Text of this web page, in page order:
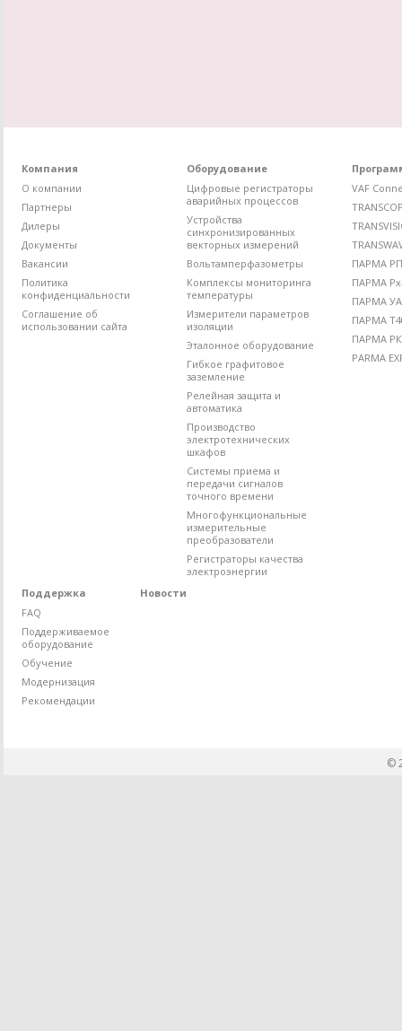
Компания
О компании
Партнеры
Дилеры
Документы
Вакансии
Политика
конфиденциальности
Соглашение об
использовании сайта
Оборудование
Цифровые регистраторы
аварийных процессов
Устройства
синхронизированных
векторных измерений
Вольтамперфазометры
Комплексы мониторинга
температуры
Измерители параметров
изоляции
Эталонное оборудование
Гибкое графитовое
заземление
Релейная защита и
автоматика
Производство
электротехнических
шкафов
Системы приема и
передачи сигналов
точного времени
Многофункциональные
измерительные
преобразователи
Регистраторы качества
электроэнергии
VAF
ПАРМА
ПАРМА
ПАРМА
ПАРМА
ПАРМА
PARMA
Поддержка
FAQ
Поддерживаемое
оборудование
Обучение
Модернизация
Рекомендации
Новости
©